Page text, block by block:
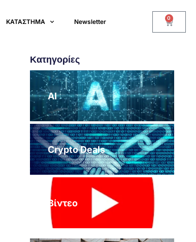
ΚΑΤΑΣΤΗΜΑ Newsletter 0
Κατηγορίες
AI
Crypto Deals
Βίντεο